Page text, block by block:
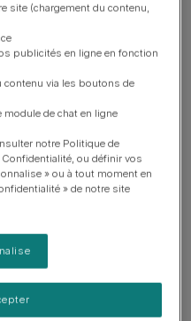
aide á renforcer
sans appėtit ou
utilisation prolongėe.
site (chargement du contenu,
publicités en ligne en fonction
contenu via les boutons de
de chat en ligne
notre Politique de
ou définir vos
» ou à tout moment en
» de notre site